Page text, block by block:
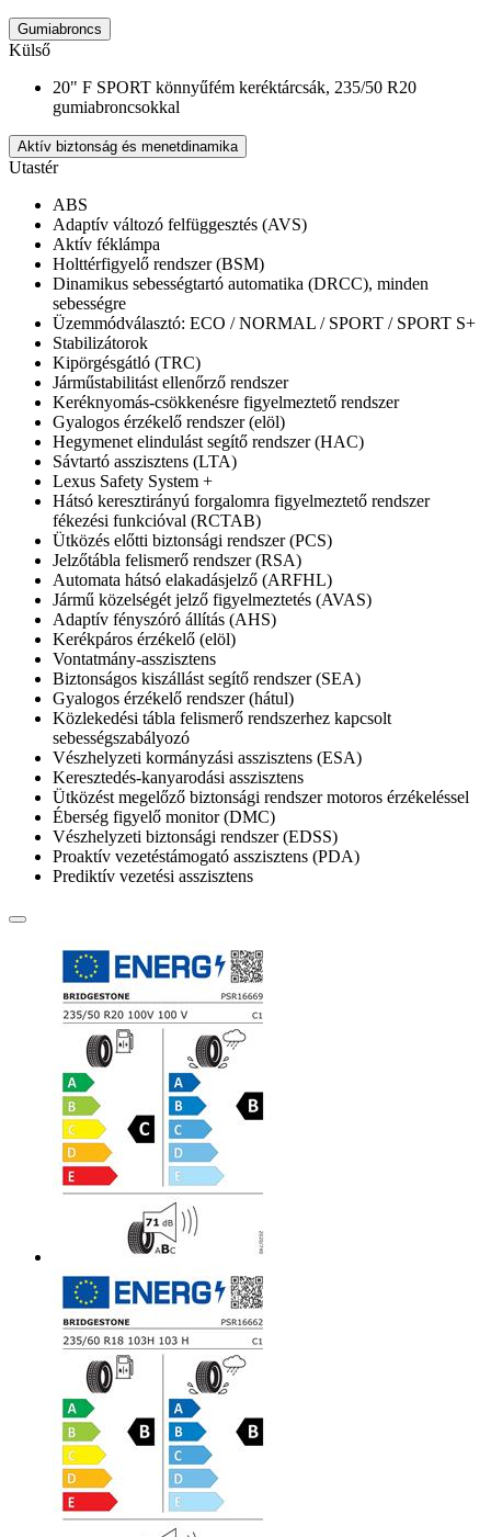
Gumiabroncs
Külső
20" F SPORT könnyűfém keréktárcsák, 235/50 R20
gumiabroncsokkal
Aktív biztonság és menetdinamika
Utastér
ABS
Adaptív változó felfüggesztés (AVS)
Aktív féklámpa
Holttérfigyelő rendszer (BSM)
Dinamikus sebességtartó automatika (DRCC), minden
sebességre
Üzemmódválasztó: ECO / NORMAL / SPORT / SPORT S+
Stabilizátorok
Kipörgésgátló (TRC)
Járműstabilitást ellenőrző rendszer
Keréknyomás-csökkenésre figyelmeztető rendszer
Gyalogos érzékelő rendszer (elöl)
Hegymenet elindulást segítő rendszer (HAC)
Sávtartó asszisztens (LTA)
Lexus Safety System +
Hátsó keresztirányú forgalomra figyelmeztető rendszer
fékezési funkcióval (RCTAB)
Ütközés előtti biztonsági rendszer (PCS)
Jelzőtábla felismerő rendszer (RSA)
Automata hátsó elakadásjelző (ARFHL)
Jármű közelségét jelző figyelmeztetés (AVAS)
Adaptív fényszóró állítás (AHS)
Kerékpáros érzékelő (elöl)
Vontatmány-asszisztens
Biztonságos kiszállást segítő rendszer (SEA)
Gyalogos érzékelő rendszer (hátul)
Közlekedési tábla felismerő rendszerhez kapcsolt
sebességszabályozó
Vészhelyzeti kormányzási asszisztens (ESA)
Keresztedés-kanyarodási asszisztens
Ütközést megelőző biztonsági rendszer motoros érzékeléssel
Éberség figyelő monitor (DMC)
Vészhelyzeti biztonsági rendszer (EDSS)
Proaktív vezetéstámogató asszisztens (PDA)
Prediktív vezetési asszisztens